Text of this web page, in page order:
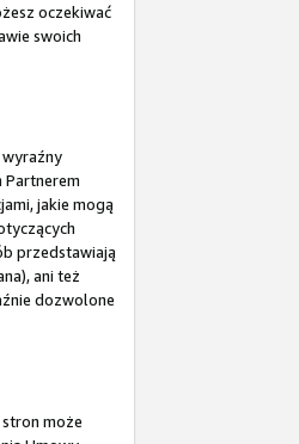
oczekiwać
swoich
wyraźny
Partnerem
jakie mogą
przedstawiają
ani też
dozwolone
może